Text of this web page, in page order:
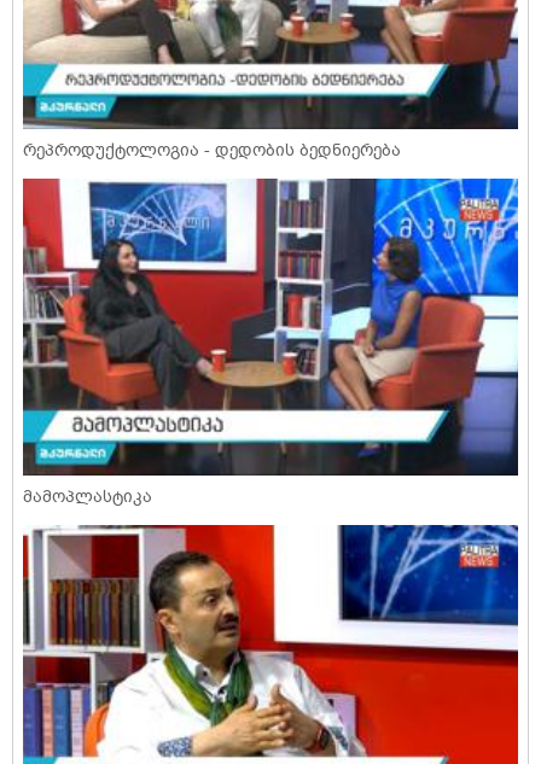
რეპროდუქტოლოგია - დედობის ბედნიერება
მამოპლასტიკა